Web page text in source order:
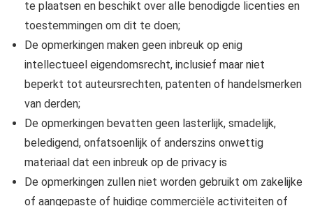
te plaatsen en beschikt over alle benodigde licenties en
toestemmingen om dit te doen;
De opmerkingen maken geen inbreuk op enig
intellectueel eigendomsrecht, inclusief maar niet
beperkt tot auteursrechten, patenten of handelsmerken
van derden;
De opmerkingen bevatten geen lasterlijk, smadelijk,
beledigend, onfatsoenlijk of anderszins onwettig
materiaal dat een inbreuk op de privacy is
De opmerkingen zullen niet worden gebruikt om zakelijke
of aangepaste of huidige commerciële activiteiten of